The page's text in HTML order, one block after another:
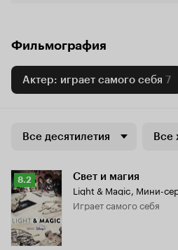
Фильмография
Актер: играет самого себя 7
Все десятилетия Все
Рейтинг
Кинопоиска
8.2
8.2 Свет и магия
Light & Magic, Мини-
играет самого себя